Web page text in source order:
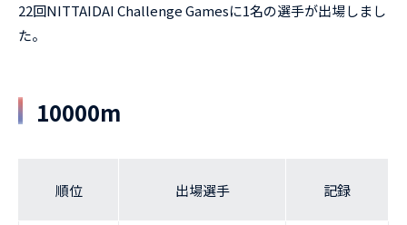
22回NITTAIDAI Challenge Gamesに1名の選手が出場しまし
た。
10000m
順位 出場選手 記録